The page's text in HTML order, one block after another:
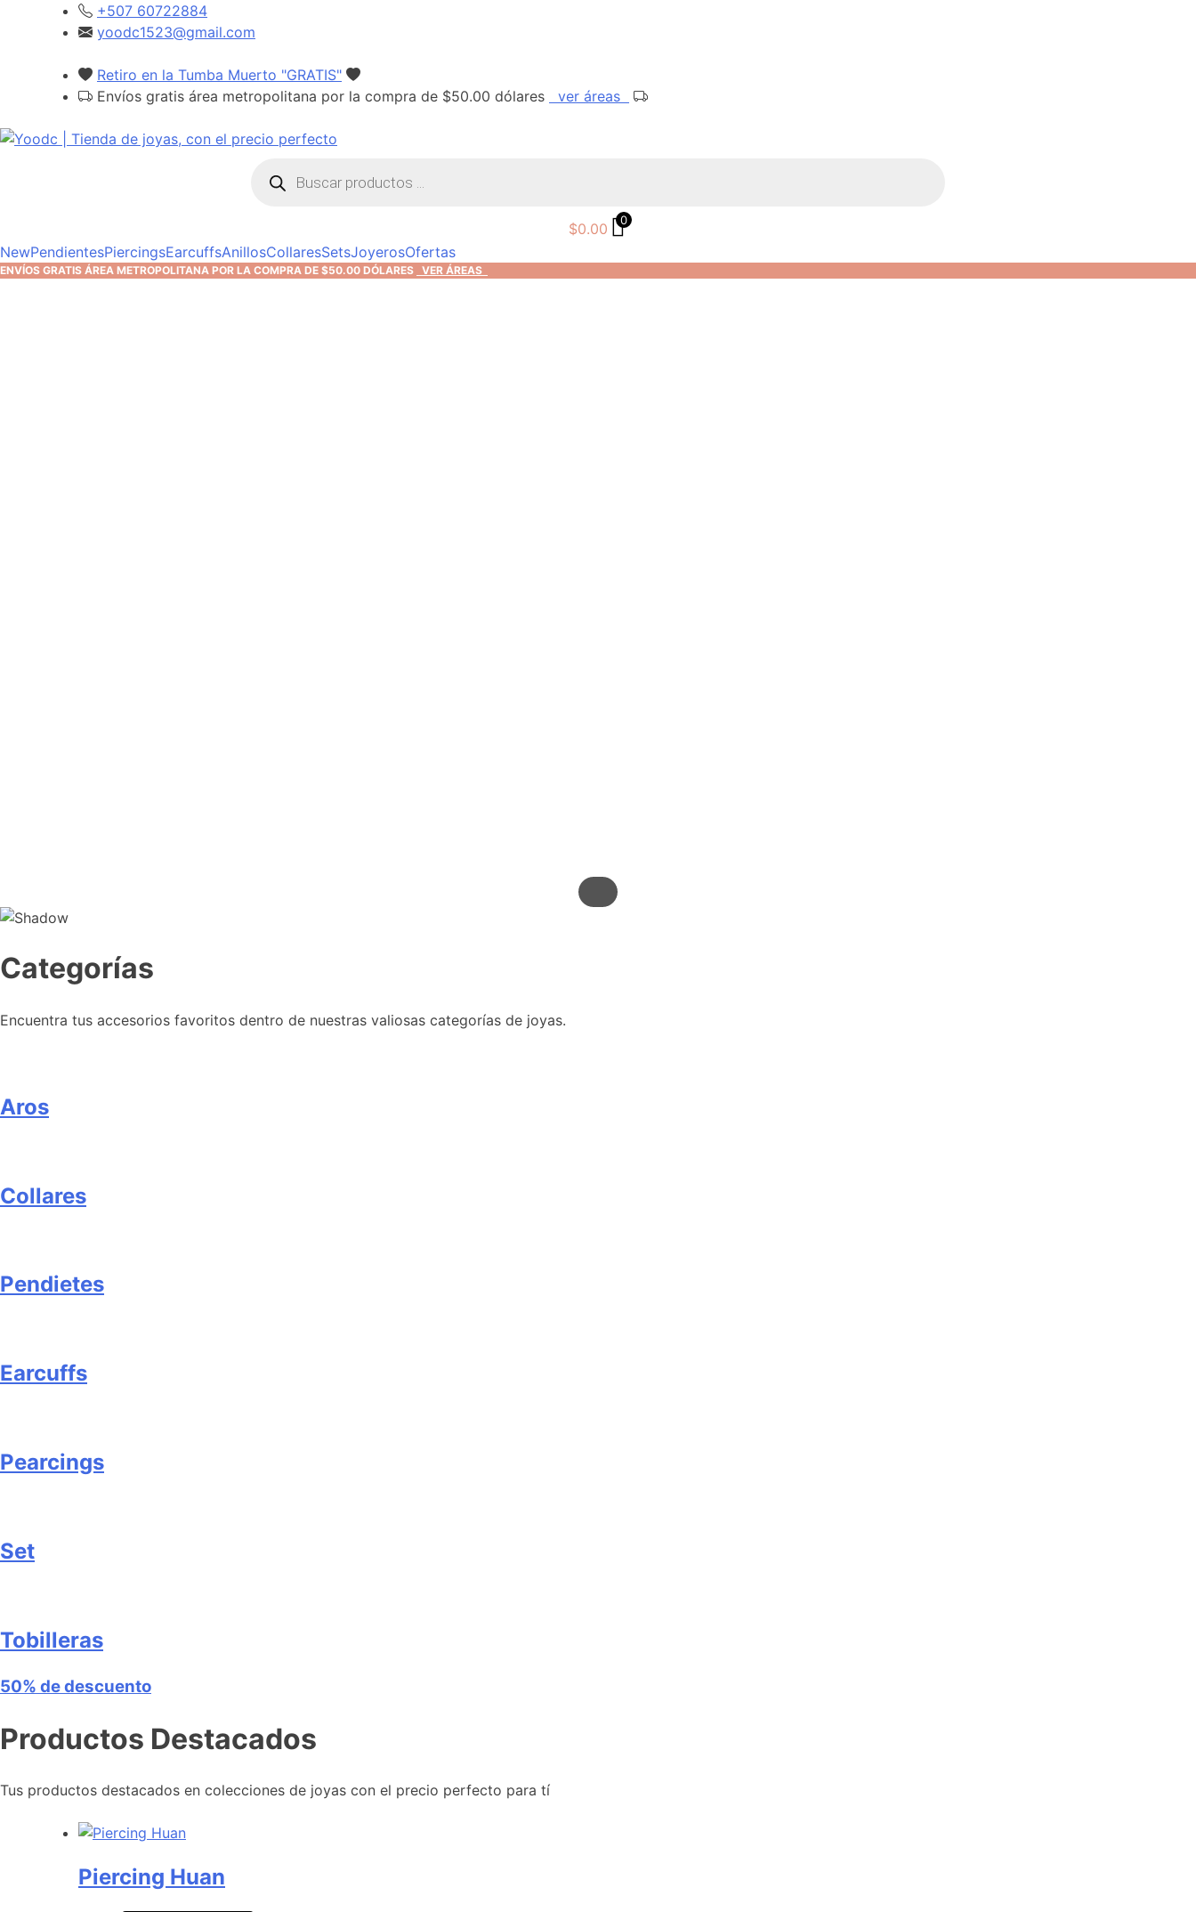
+507 60722884
yoodc1523@gmail.com
Retiro en la Tumba Muerto "GRATIS"
Envíos gratis área metropolitana por la compra de $50.00 dólares
ver áreas
productos
$0.00 0
YOodc
𝑻𝒊𝒆𝒏𝒅𝒂 𝒅𝒆 𝒋𝒐𝒚𝒂𝒔.
NewPendientesPiercingsEarcuffsAnillosCollaresSetsJoyerosOfertas
ENVÍOS GRATIS ÁREA METROPOLITANA POR LA COMPRA DE $50.00 DÓLARES VER ÁREAS
Categorías
Encuentra tus accesorios favoritos dentro de nuestras valiosas categorías de joyas.
Aros
Collares
Pendietes
Earcuffs
Pearcings
Set
Tobilleras
50% de descuento
Productos Destacados
Tus productos destacados en colecciones de joyas con el precio perfecto para tí
Piercing Huan